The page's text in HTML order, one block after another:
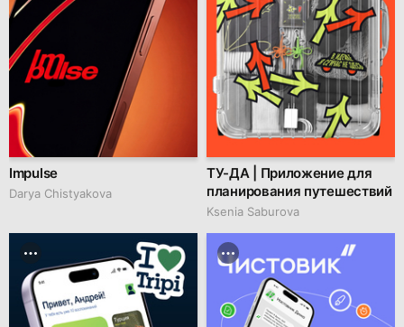
Impulse
Darya Chistyakova
ТУ-ДА | Приложение для
планирования путешествий
Ksenia Saburova